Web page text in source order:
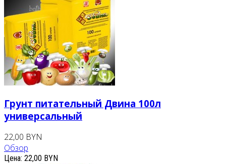
Грунт питательный Двина 100л
универсальный
22,00 BYN
Обзор
Цена: 22,00 BYN